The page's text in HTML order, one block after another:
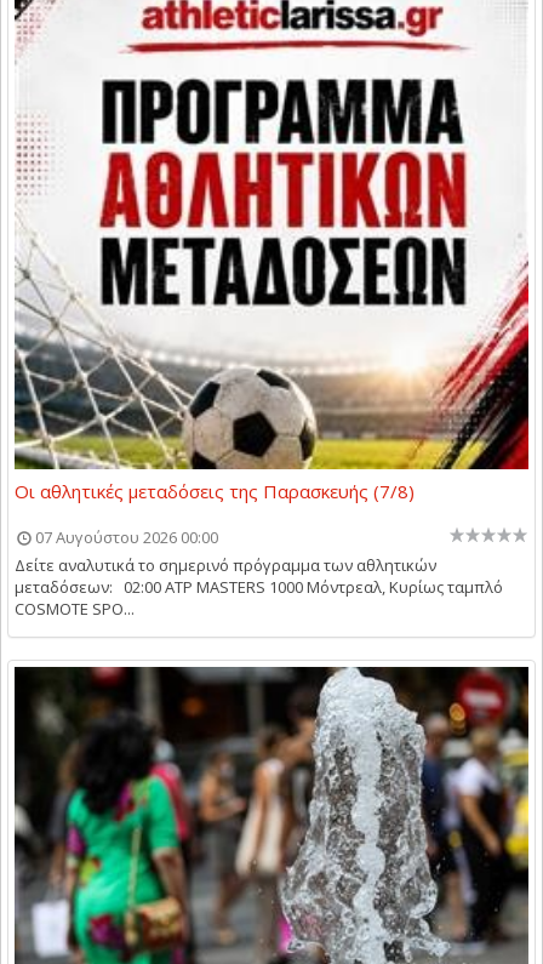
Οι αθλητικές μεταδόσεις της Παρασκευής (7/8)
07 Αυγούστου 2026 00:00
Δείτε αναλυτικά το σημερινό πρόγραμμα των αθλητικών
μεταδόσεων: 02:00 ATP MASTERS 1000 Μόντρεαλ, Κυρίως ταμπλό
COSMOTE SPO...